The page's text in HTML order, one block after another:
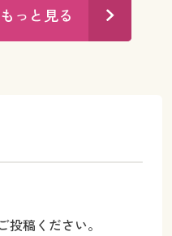
っと見る
投稿ください。